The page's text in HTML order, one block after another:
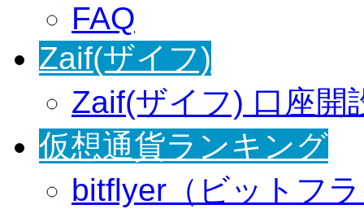
FAQ
Zaif(ザイフ)
Zaif(ザイフ) 口座開
仮想通貨ランキング
bitflyer（ビットフ